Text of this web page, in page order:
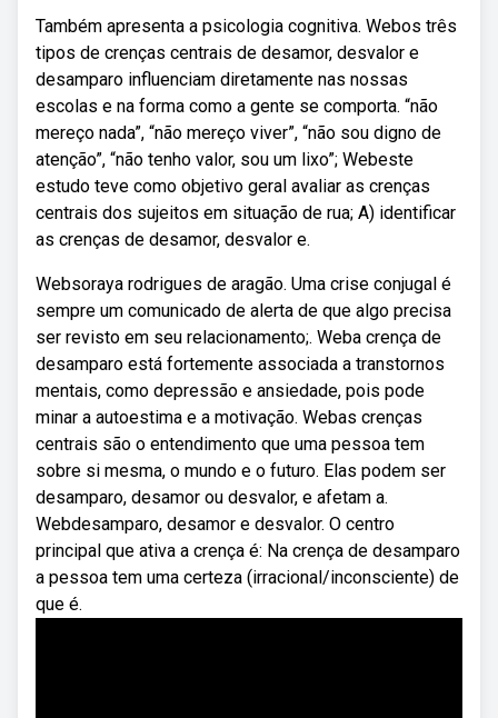
Também apresenta a psicologia cognitiva. Webos três
tipos de crenças centrais de desamor, desvalor e
desamparo influenciam diretamente nas nossas
escolas e na forma como a gente se comporta. “não
mereço nada”, “não mereço viver”, “não sou digno de
atenção”, “não tenho valor, sou um lixo”; Webeste
estudo teve como objetivo geral avaliar as crenças
centrais dos sujeitos em situação de rua; A) identificar
as crenças de desamor, desvalor e.
Websoraya rodrigues de aragão. Uma crise conjugal é
sempre um comunicado de alerta de que algo precisa
ser revisto em seu relacionamento;. Weba crença de
desamparo está fortemente associada a transtornos
mentais, como depressão e ansiedade, pois pode
minar a autoestima e a motivação. Webas crenças
centrais são o entendimento que uma pessoa tem
sobre si mesma, o mundo e o futuro. Elas podem ser
desamparo, desamor ou desvalor, e afetam a.
Webdesamparo, desamor e desvalor. O centro
principal que ativa a crença é: Na crença de desamparo
a pessoa tem uma certeza (irracional/inconsciente) de
que é.